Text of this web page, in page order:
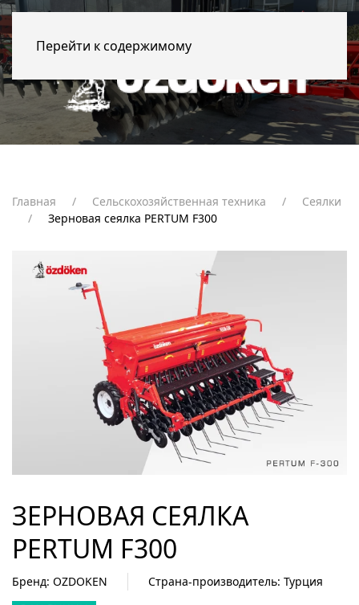
Перейти к содержимому
Главная Сельскохозяйственная техника
Сеялки
Зерновая сеялка PERTUM F300
ЗЕРНОВАЯ СЕЯЛКА
PERTUM F300
Бренд: OZDOKEN
Страна-производитель: Турция